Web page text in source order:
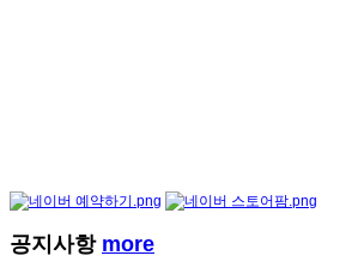
공지사항 more